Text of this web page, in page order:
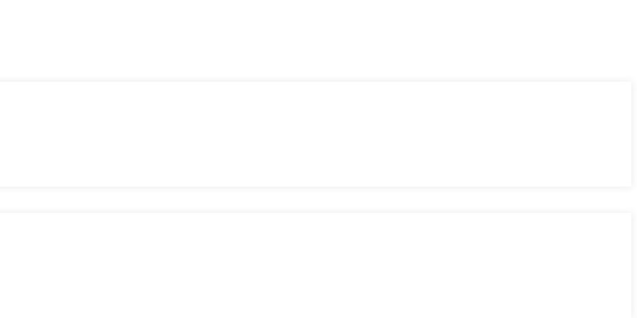
senza complicazioni.
del mercato.
piattaforme e dApp.